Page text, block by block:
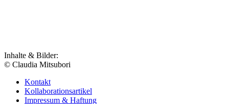
Inhalte & Bilder:
© Claudia Mitsubori
Kontakt
Kollaborationsartikel
Impressum & Haftung